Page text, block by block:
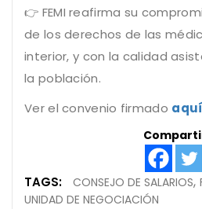
👉 FEMI reafirma su
de los derechos de las
interior, y con la calidad
la población.
Ver el convenio firmado aquí
TAGS: CONSEJO DE SALARIOS
UNIDAD DE NEGOCIACIÓN